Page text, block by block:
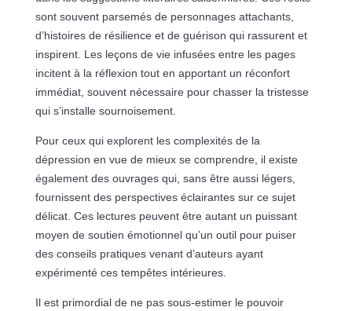
sont souvent parsemés de personnages attachants,
d’histoires de résilience et de guérison qui rassurent et
inspirent. Les leçons de vie infusées entre les pages
incitent à la réflexion tout en apportant un réconfort
immédiat, souvent nécessaire pour chasser la tristesse
qui s’installe sournoisement.
Pour ceux qui explorent les complexités de la
dépression en vue de mieux se comprendre, il existe
également des ouvrages qui, sans être aussi légers,
fournissent des perspectives éclairantes sur ce sujet
délicat. Ces lectures peuvent être autant un puissant
moyen de soutien émotionnel qu’un outil pour puiser
des conseils pratiques venant d’auteurs ayant
expérimenté ces tempêtes intérieures.
Il est primordial de ne pas sous-estimer le pouvoir